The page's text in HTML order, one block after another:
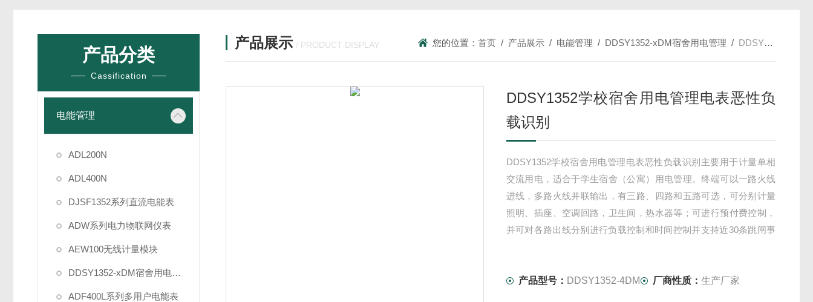
产品分类
Cassification
电能管理
ADL200N
ADL400N
DJSF1352系列直流电能表
ADW系列电力物联网仪表
AEW100无线计量模块
DDSY1352-xDM宿舍用电管理
ADF400L系列多用户电能表
产品展示 / PRODUCT DISPLAY 您的位置：首页 / 产品展示 / 电能管理 / DDSY1352-xDM宿舍用电管理 / DDSY1352-4DMDDSY1352学校宿舍用电管理电表恶性负载识别
DDSY1352学校宿舍用电管理电表恶性负
载识别
DDSY1352学校宿舍用电管理电表恶性负载识别主要用于计量单相
交流用电，适合于学生宿舍（公寓）用电管理。终端可以一路火线
进线，多路火线并联输出，有三路、四路和五路可选，可分别计量
照明、插座、空调回路，卫生间，热水器等；可进行预付费控制，
并可对各路出线分别进行负载控制和时间控制并支持近30条跳闸事
产品型号： DDSY1352-4DM 厂商性质：生产厂家